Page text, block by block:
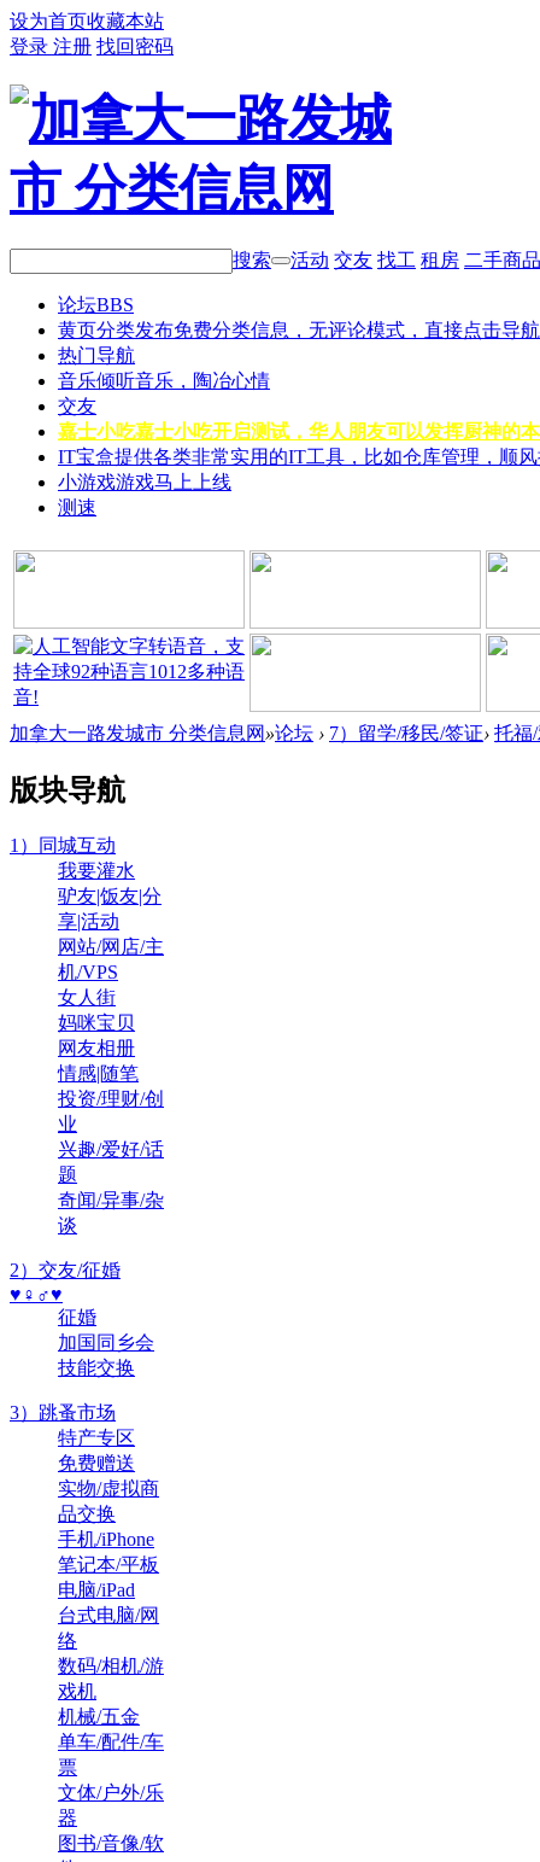
设为首页收藏本站
登录 注册 找回密码
搜索 活动 交友 找工 租房 二手商品
论坛BBS
黄页分类发布免费分类信息，无评论模式，直接点击导
热门导航
音乐倾听音乐，陶冶心情
交友
嘉士小吃嘉士小吃开启测试，华人朋友可以发挥厨神的
IT宝盒提供各类非常实用的IT工具，比如仓库管理，顺
小游戏游戏马上上线
测速
加拿大一路发城市 分类信息网 »论坛 › 7）留学/移民/签证› 托福
版块导航
1）同城互动
我要灌水
驴友|饭友|分
享|活动
网站/网店/主
机/VPS
女人街
妈咪宝贝
网友相册
情感|随笔
投资/理财/创
业
兴趣/爱好/话
题
奇闻/异事/杂
谈
2）交友/征婚
♥♀♂♥
征婚
加国同乡会
技能交换
3）跳蚤市场
特产专区
免费赠送
实物/虚拟商
品交换
手机/iPhone
笔记本/平板
电脑/iPad
台式电脑/网
络
数码/相机/游
戏机
机械/五金
单车/配件/车
票
文体/户外/乐
器
图书/音像/软